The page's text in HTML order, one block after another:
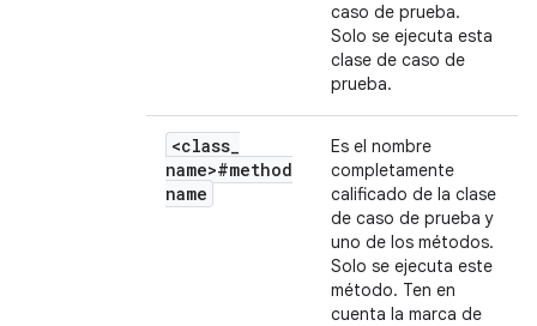
caso de prueba.
Solo se ejecuta esta
clase de caso de
prueba.
<class_
name>#method
name
Es el nombre
completamente
calificado de la clase
de caso de prueba y
uno de los métodos.
Solo se ejecuta este
método. Ten en
cuenta la marca de